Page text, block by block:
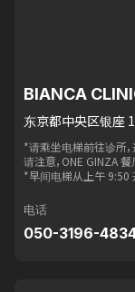
BIANCA
东京都中央区银座
*请乘坐电梯前往诊所
请注意，ONE GINZA
*早间电梯从上午 9:50
电话
050-3196-